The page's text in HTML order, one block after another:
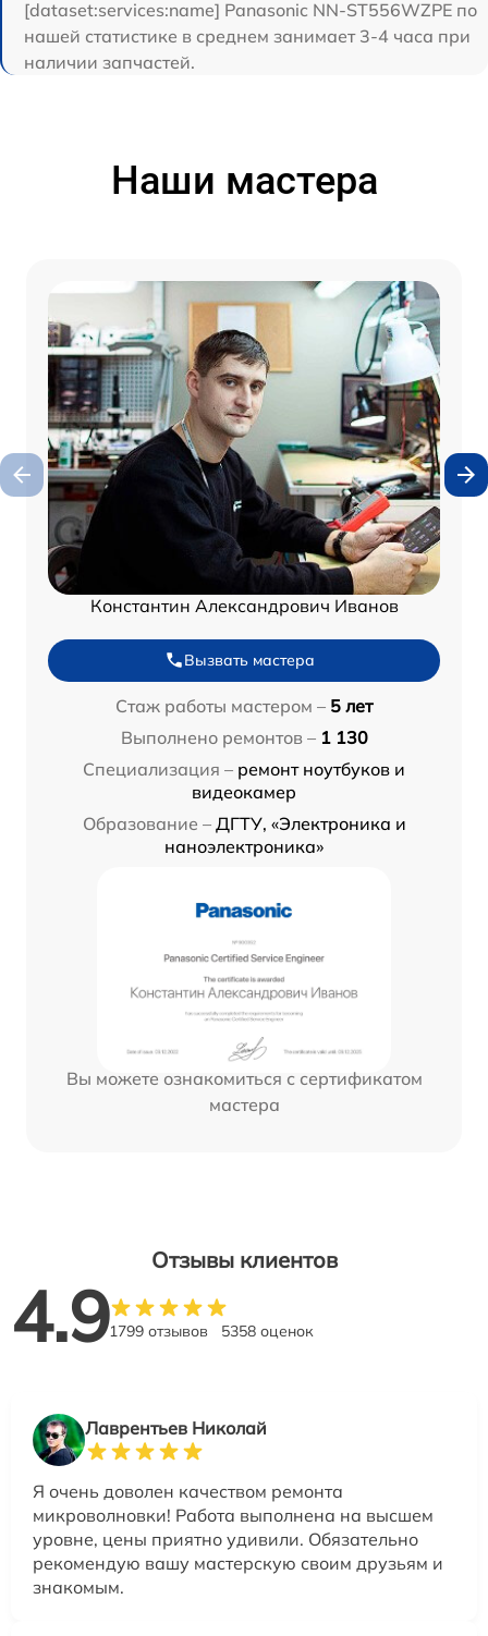
[dataset:services:name] Panasonic NN-ST556WZPE по
нашей статистике в среднем занимает 3-4 часа при
наличии запчастей.
Наши мастера
Константин Александрович Иванов
Вызвать мастера
Стаж работы мастером – 5 лет
Выполнено ремонтов – 1 130
Специализация – ремонт ноутбуков и
видеокамер
Образование – ДГТУ, «Электроника и
наноэлектроника»
Вы можете ознакомиться с сертификатом
мастера
Отзывы клиентов
4.91799 отзывов 5358 оценок
Лаврентьев Николай
Я очень доволен качеством ремонта
микроволновки! Работа выполнена на высшем
уровне, цены приятно удивили. Обязательно
рекомендую вашу мастерскую своим друзьям и
знакомым.